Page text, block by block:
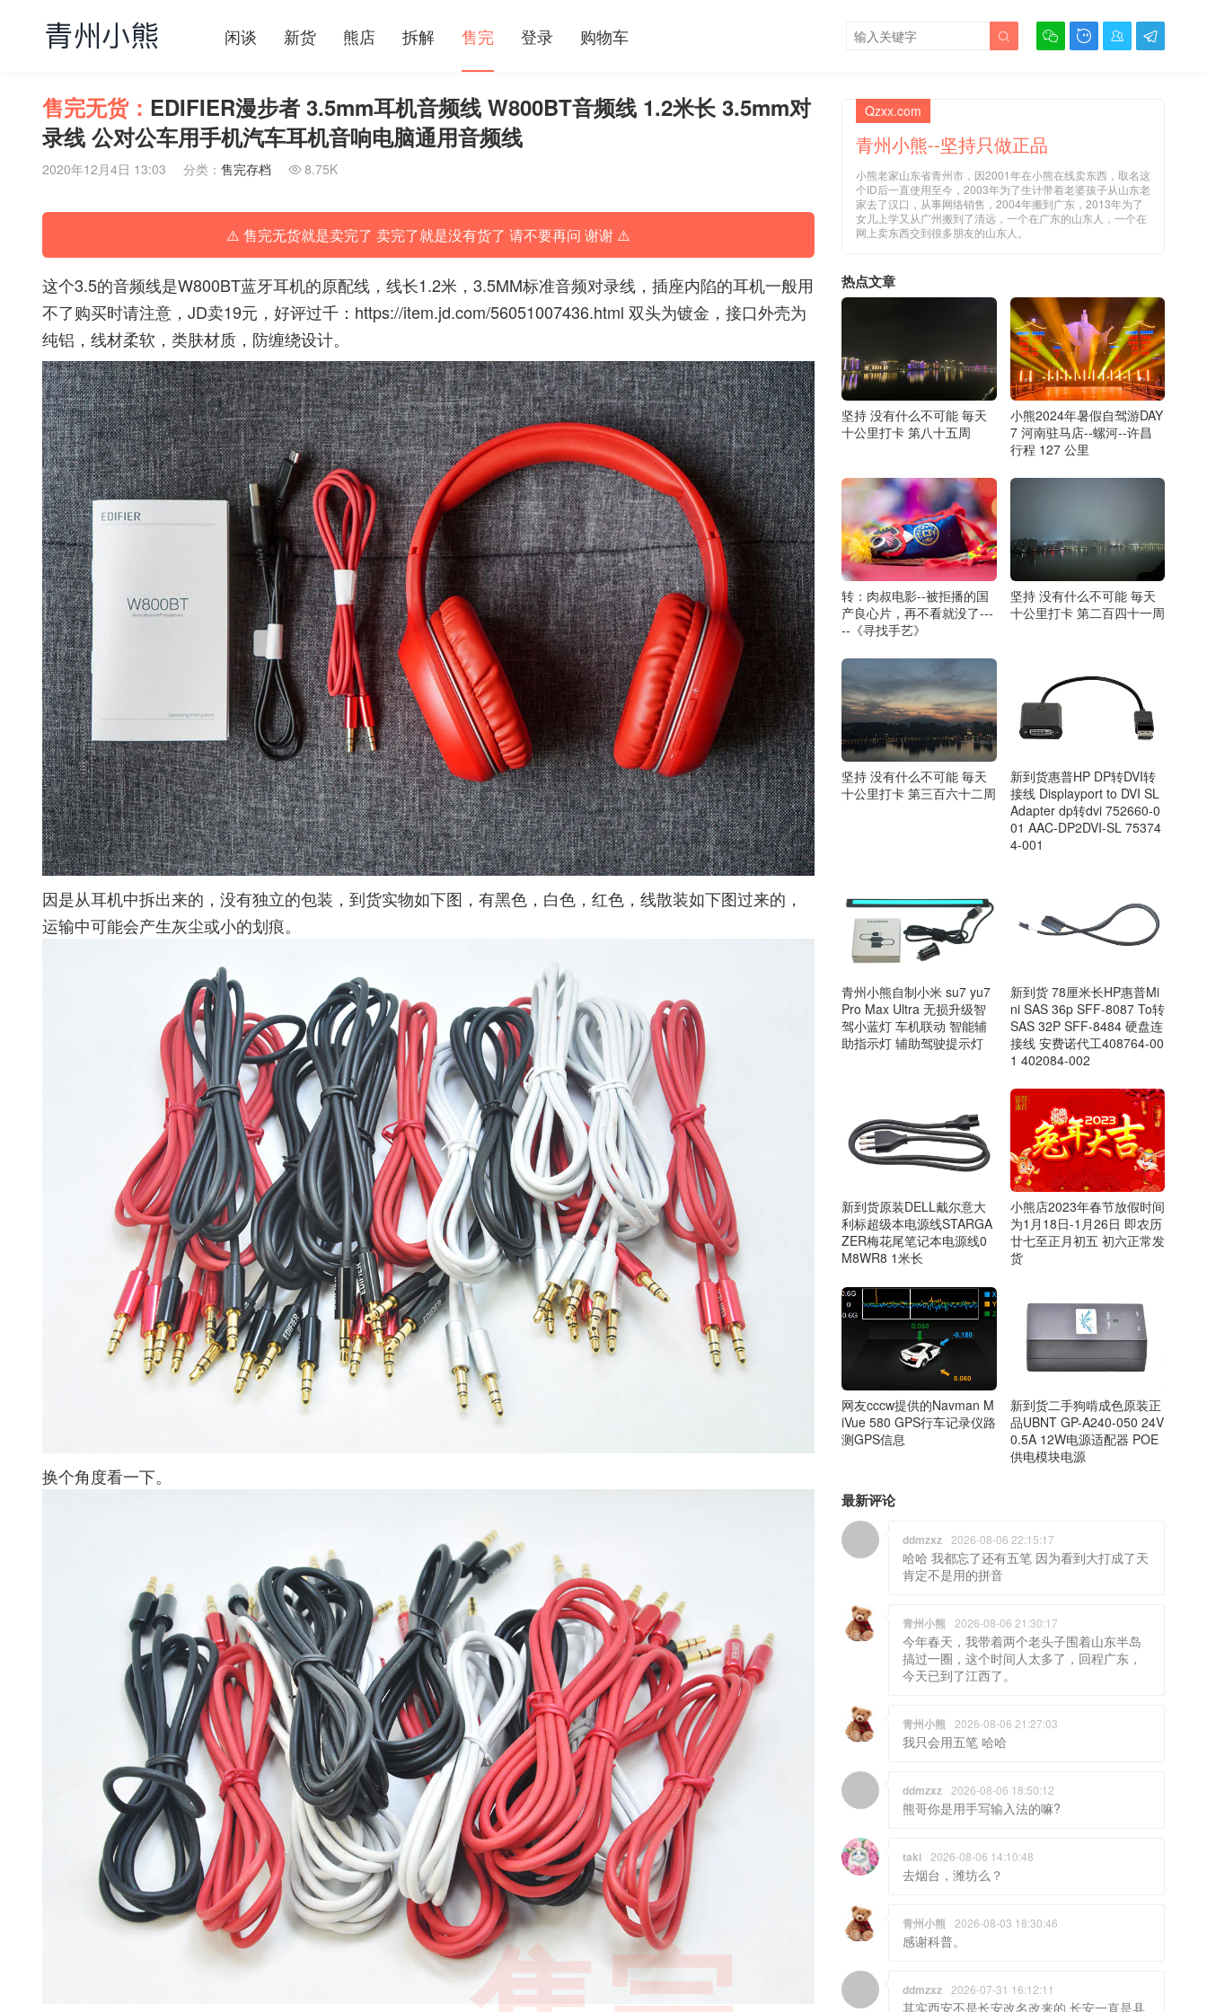
闲谈 新货 熊店 拆解 售完 登录 购物车    

售完无货： EDIFIER漫步者 3.5mm耳机音频线 W800BT音频线 1.2米长 3.5mm对
录线 公对公车用手机汽车耳机音响电脑通用音频线
2020年12月4日 13:03 分类： 售完存档  8.75K
⚠️ 售完无货就是卖完了 卖完了就是没有货了 请不要再问 谢谢 ⚠️
这个3.5的音频线是W800BT蓝牙耳机的原配线，线长1.2米，3.5MM标准音频对录线，插座内陷的耳机一般用
不了购买时请注意，JD卖19元，好评过千： https://item.jd.com/56051007436.html 双头为镀金，接口外壳为
纯铝，线材柔软，类肤材质，防缠绕设计。
因是从耳机中拆出来的，没有独立的包装，到货实物如下图，有黑色，白色，红色，线散装如下图过来的，
运输中可能会产生灰尘或小的划痕。
换个角度看一下。
Qzxx.com
青州小熊--坚持只做正品
小熊老家山东省青州市，因2001年在小熊在线卖东西，取名这
个ID后一直使用至今，2003年为了生计带着老婆孩子从山东老
家去了汉口，从事网络销售，2004年搬到广东，2013年为了
女儿上学又从广州搬到了清远，一个在广东的山东人，一个在
网上卖东西交到很多朋友的山东人。
热点文章
坚持 没有什么不可能 毎天
十公里打卡 第八十五周
小熊2024年暑假自驾游DAY
7 河南驻马店--螺河--许昌
行程 127 公里
转：肉叔电影--被拒播的国
产良心片，再不看就没了---
--《寻找手艺》
坚持 没有什么不可能 毎天
十公里打卡 第二百四十一周
坚持 没有什么不可能 毎天
十公里打卡 第三百六十二周
新到货惠普HP DP转DVI转
接线 Displayport to DVI SL
Adapter dp转dvi 752660-0
01 AAC-DP2DVI-SL 75374
4-001
青州小熊自制小米 su7 yu7
Pro Max Ultra 无损升级智
驾小蓝灯 车机联动 智能辅
助指示灯 辅助驾驶提示灯
新到货 78厘米长HP惠普Mi
ni SAS 36p SFF-8087 To转
SAS 32P SFF-8484 硬盘连
接线 安费诺代工408764-00
1 402084-002
新到货原装DELL戴尔意大
利标超级本电源线STARGA
ZER梅花尾笔记本电源线0
M8WR8 1米长
小熊店2023年春节放假时间
为1月18日-1月26日 即农历
廿七至正月初五 初六正常发
货
网友cccw提供的Navman M
iVue 580 GPS行车记录仪路
测GPS信息
新到货二手狗啃成色原装正
品UBNT GP-A240-050 24V
0.5A 12W电源适配器 POE
供电模块电源
最新评论
ddmzxz 2026-08-06 22:15:17
哈哈 我都忘了还有五笔 因为看到大打成了天
肯定不是用的拼音
青州小熊 2026-08-06 21:30:17
今年春天，我带着两个老头子围着山东半岛
搞过一圈，这个时间人太多了，回程广东，
今天已到了江西了。
青州小熊 2026-08-06 21:27:03
我只会用五笔 哈哈
ddmzxz 2026-08-06 18:50:12
熊哥你是用手写输入法的嘛?
taki 2026-08-06 14:10:48
去烟台，潍坊么？
青州小熊 2026-08-03 18:30:46
感谢科普。
ddmzxz 2026-07-31 16:12:11
其实西安不是长安改名改来的 长安一直是县